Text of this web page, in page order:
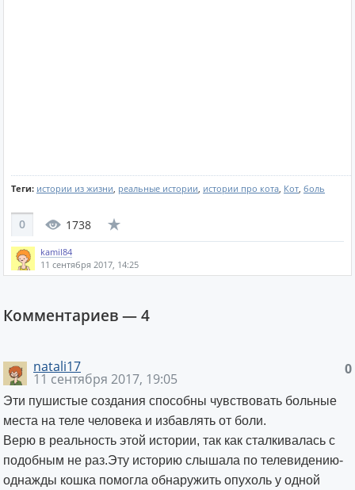
Теги: истории из жизни, реальные истории, истории про кота, Кот, боль
0 1738
kamil84
11 сентября 2017, 14:25
Комментариев —4
0
natali17
11 сентября 2017, 19:05
Эти пушистые создания способны чувствовать больные
места на теле человека и избавлять от боли.
Верю в реальность этой истории, так как сталкивалась с
подобным не раз.Эту историю слышала по телевидению-
однажды кошка помогла обнаружить опухоль у одной